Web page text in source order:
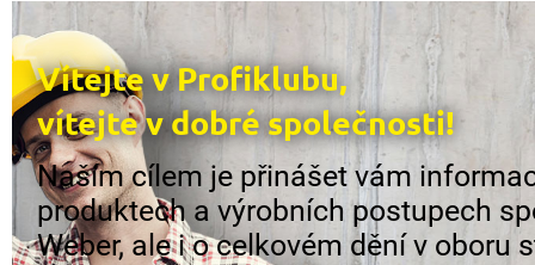
Vítejte v Profiklubu,
vítejte v dobré společnosti!
Naším cílem je přinášet vám
produktech a výrobních postupech
Weber, ale i o celkovém dění v oboru